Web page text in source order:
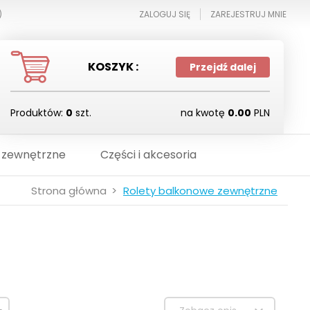
) ZALOGUJ SIĘ ZAREJESTRUJ MNIE
KOSZYK : Przejdź dalej
Produktów: 0 szt. na kwotę 0.00 PLN
Części i akcesoria
Strona główna Rolety balkonowe zewnętrzne